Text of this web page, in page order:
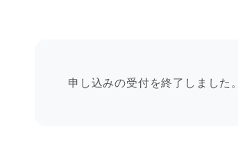
申し込みの受付を終了しました。